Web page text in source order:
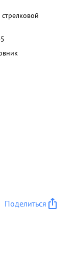
Поделиться